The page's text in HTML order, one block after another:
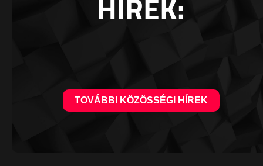
TOVÁBBI KÖZÖSSÉGI HÍREK